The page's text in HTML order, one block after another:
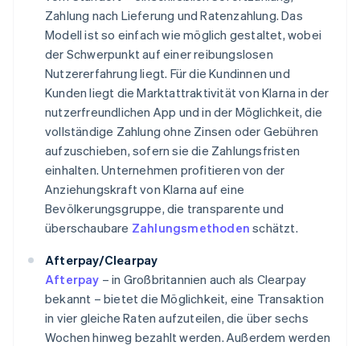
Zahlung nach Lieferung und Ratenzahlung. Das
Modell ist so einfach wie möglich gestaltet, wobei
der Schwerpunkt auf einer reibungslosen
Nutzererfahrung liegt. Für die Kundinnen und
Kunden liegt die Marktattraktivität von Klarna in der
nutzerfreundlichen App und in der Möglichkeit, die
vollständige Zahlung ohne Zinsen oder Gebühren
aufzuschieben, sofern sie die Zahlungsfristen
einhalten. Unternehmen profitieren von der
Anziehungskraft von Klarna auf eine
Bevölkerungsgruppe, die transparente und
überschaubare Zahlungsmethoden schätzt.
Afterpay/Clearpay
Afterpay – in Großbritannien auch als Clearpay
bekannt – bietet die Möglichkeit, eine Transaktion
in vier gleiche Raten aufzuteilen, die über sechs
Wochen hinweg bezahlt werden. Außerdem werden